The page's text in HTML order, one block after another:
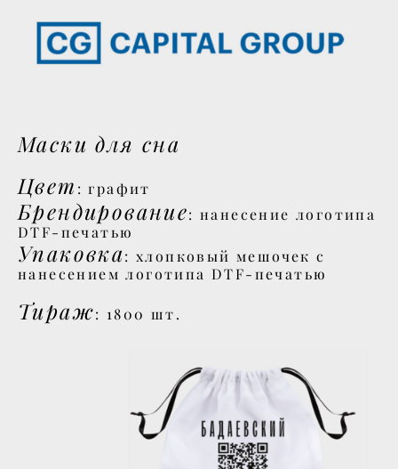
Маски для сна
Цвет : графит
Брендирование: нанесение логотипа
DTF-печатью
Упаковка : хлопковый мешочек с
нанесением логотипа DTF-печатью
Тираж: 1800 шт.